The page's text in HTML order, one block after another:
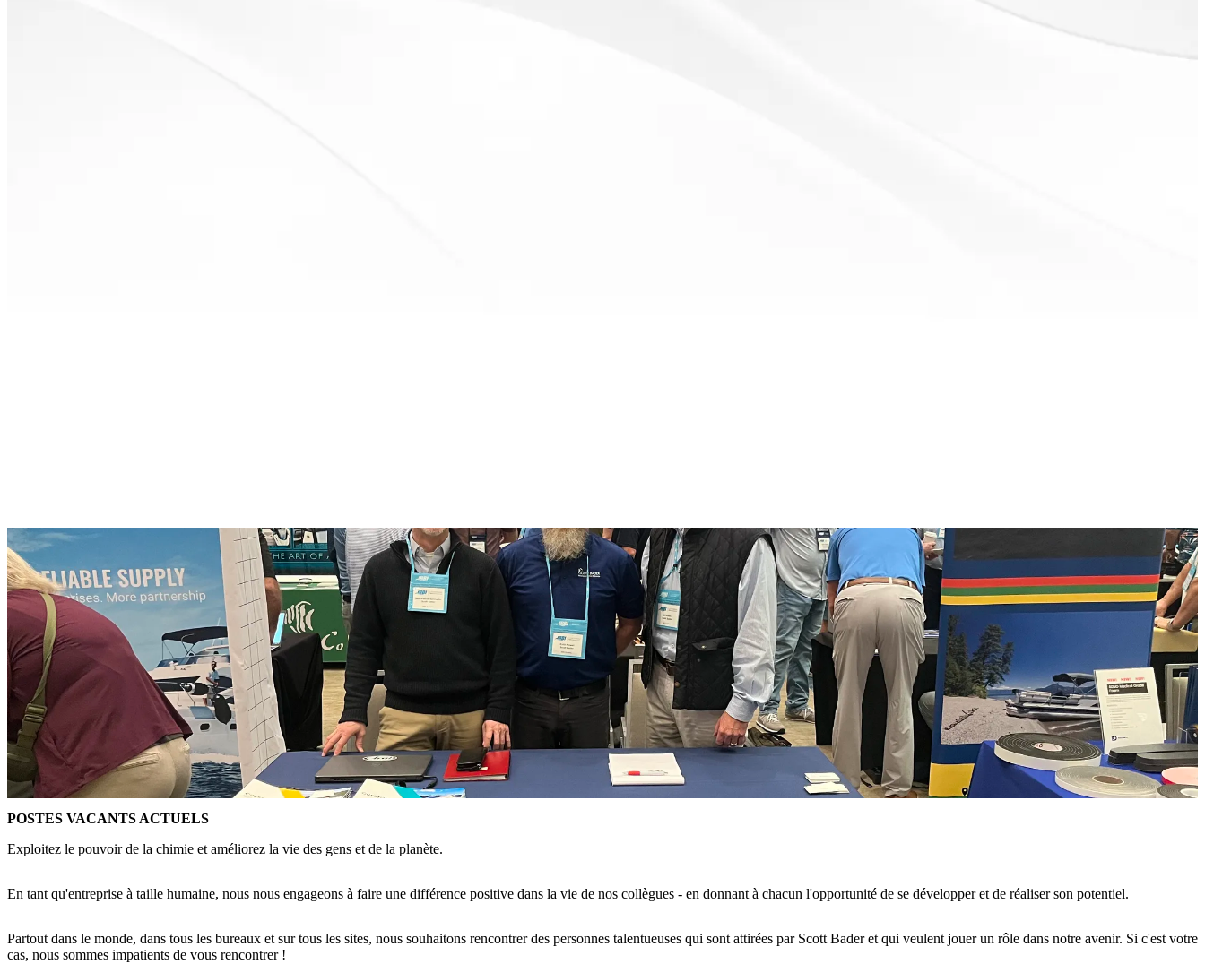
POSTES VACANTS ACTUELS
Exploitez le pouvoir de la chimie et améliorez la vie des gens et de la planète.
En tant qu'entreprise à taille humaine, nous nous engageons à faire une différence positive dans la vie de nos collègues - en donnant à chacun l'opportunité de se développer et de réaliser son potentiel.
Partout dans le monde, dans tous les bureaux et sur tous les sites, nous souhaitons rencontrer des personnes talentueuses qui sont attirées par Scott Bader et qui veulent jouer un rôle dans notre avenir. Si c'est votre
cas, nous sommes impatients de vous rencontrer !